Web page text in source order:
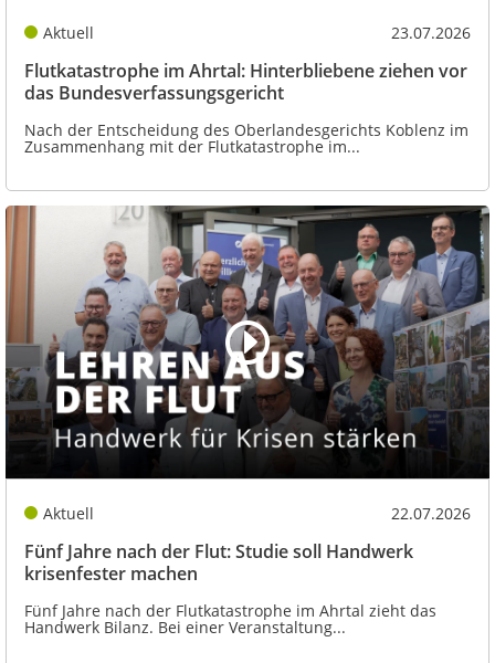
Aktuell 23.07.2026
Flutkatastrophe im Ahrtal: Hinterbliebene ziehen vor
das Bundesverfassungsgericht
Nach der Entscheidung des Oberlandesgerichts Koblenz im
Zusammenhang mit der Flutkatastrophe im...
Aktuell 22.07.2026
Fünf Jahre nach der Flut: Studie soll Handwerk
krisenfester machen
Fünf Jahre nach der Flutkatastrophe im Ahrtal zieht das
Handwerk Bilanz. Bei einer Veranstaltung...